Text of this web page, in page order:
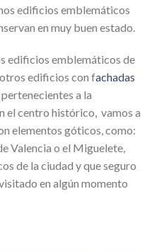
edificios emblemáticos
en muy buen estado.
edificios emblemáticos de
edificios con fachadas
a la
el centro histórico, vamos a
elementos góticos, como:
Valencia o el Miguelete,
de la ciudad y que seguro
en algún momento